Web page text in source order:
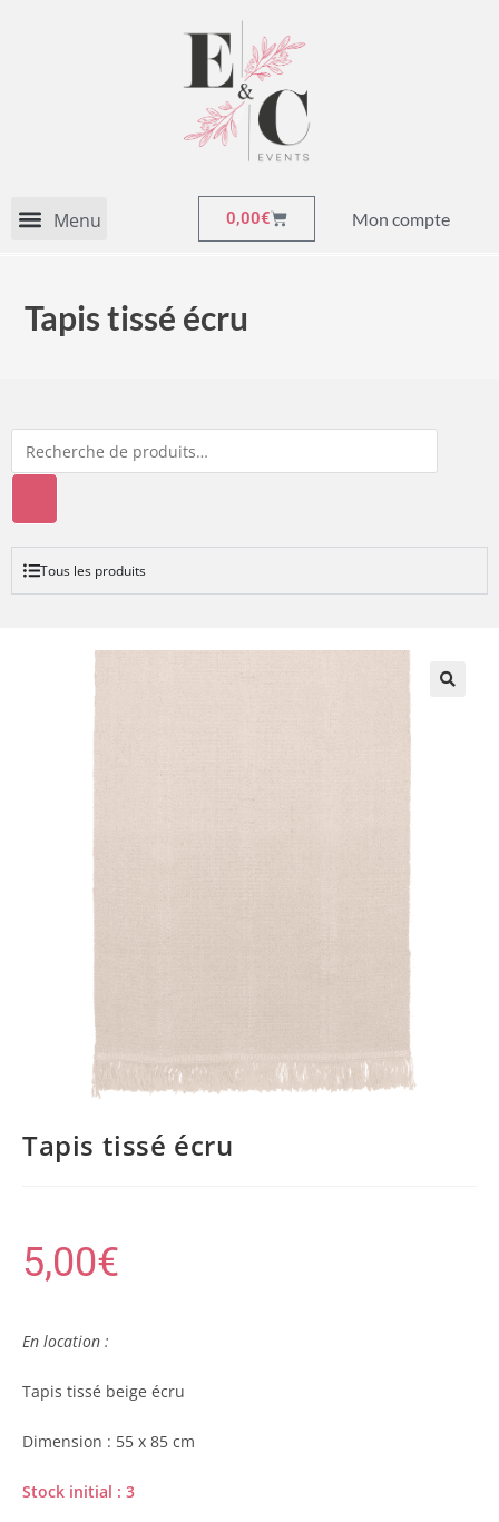
0,00€ Mon compte
Tapis tissé écru
Tous les produits
Tapis tissé écru
5,00€
En location :
Tapis tissé beige écru
Dimension : 55 x 85 cm
Stock initial : 3